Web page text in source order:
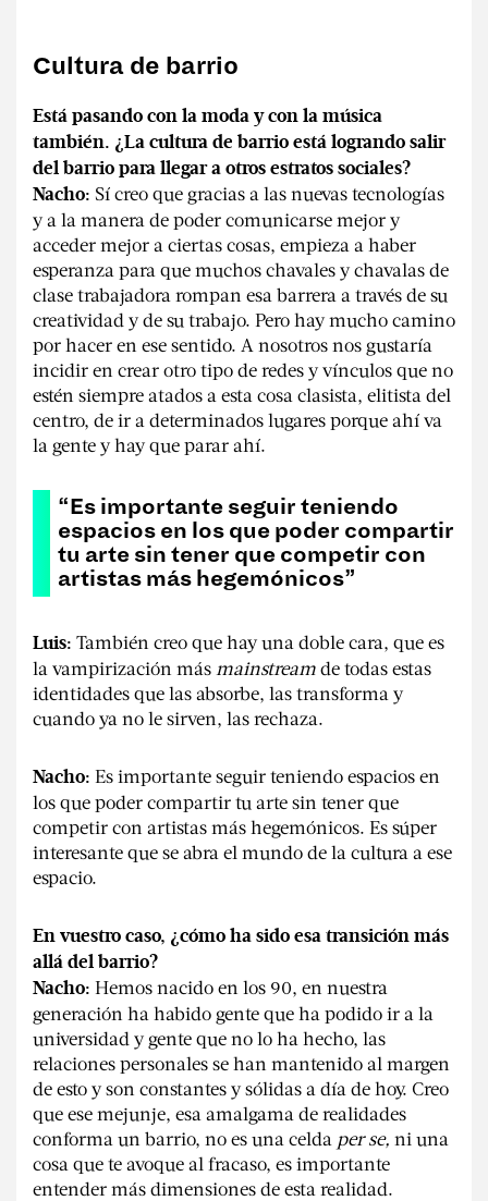
Cultura de barrio
Está pasando con la moda y con la música
también. ¿La cultura de barrio está logrando salir
del barrio para llegar a otros estratos sociales?
Nacho: Sí creo que gracias a las nuevas tecnologías
y a la manera de poder comunicarse mejor y
acceder mejor a ciertas cosas, empieza a haber
esperanza para que muchos chavales y chavalas de
clase trabajadora rompan esa barrera a través de su
creatividad y de su trabajo. Pero hay mucho camino
por hacer en ese sentido. A nosotros nos gustaría
incidir en crear otro tipo de redes y vínculos que no
estén siempre atados a esta cosa clasista, elitista del
centro, de ir a determinados lugares porque ahí va
la gente y hay que parar ahí.
“Es importante seguir teniendo
espacios en los que poder compartir
tu arte sin tener que competir con
artistas más hegemónicos”
Luis: También creo que hay una doble cara, que es
la vampirización más mainstreamde todas estas
identidades que las absorbe, las transforma y
cuando ya no le sirven, las rechaza.
Nacho: Es importante seguir teniendo espacios en
los que poder compartir tu arte sin tener que
competir con artistas más hegemónicos. Es súper
interesante que se abra el mundo de la cultura a ese
espacio.
En vuestro caso, ¿cómo ha sido esa transición más
allá del barrio?
Nacho: Hemos nacido en los 90, en nuestra
generación ha habido gente que ha podido ir a la
universidad y gente que no lo ha hecho, las
relaciones personales se han mantenido al margen
de esto y son constantes y sólidas a día de hoy. Creo
que ese mejunje, esa amalgama de realidades
conforma un barrio, no es una celda per se, ni una
cosa que te avoque al fracaso, es importante
entender más dimensiones de esta realidad.